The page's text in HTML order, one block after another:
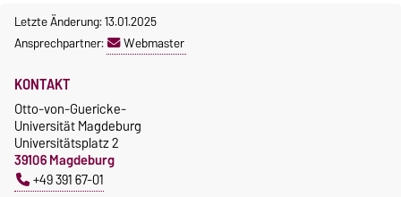
Letzte Änderung: 13.01.2025
Ansprechpartner:
Webmaster
KONTAKT
Otto-von-Guericke-
Universität Magdeburg
Universitätsplatz 2
39106 Magdeburg
+49 391 67-01